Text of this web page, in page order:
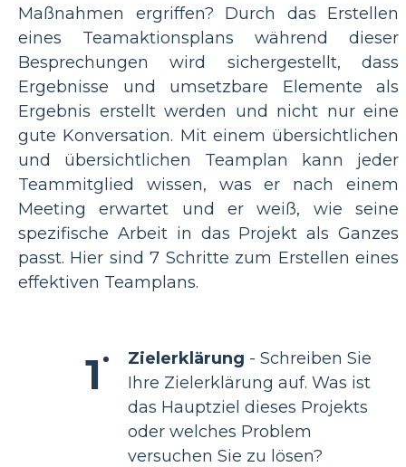
Maßnahmen ergriffen? Durch das Erstellen
eines Teamaktionsplans während dieser
Besprechungen wird sichergestellt, dass
Ergebnisse und umsetzbare Elemente als
Ergebnis erstellt werden und nicht nur eine
gute Konversation. Mit einem übersichtlichen
und übersichtlichen Teamplan kann jeder
Teammitglied wissen, was er nach einem
Meeting erwartet und er weiß, wie seine
spezifische Arbeit in das Projekt als Ganzes
passt. Hier sind 7 Schritte zum Erstellen eines
effektiven Teamplans.
Zielerklärung - Schreiben Sie
Ihre Zielerklärung auf. Was ist
das Hauptziel dieses Projekts
oder welches Problem
versuchen Sie zu lösen?